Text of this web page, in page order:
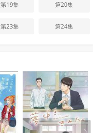
第19集 第20集
第23集 第24集